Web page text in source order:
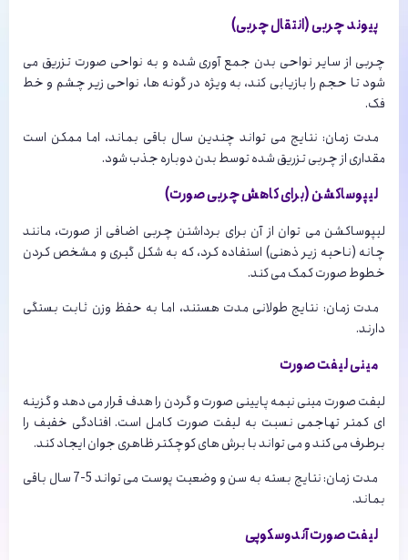
پیوند چربی (انتقال چربی)
چربی از سایر نواحی بدن جمع آوری شده و به نواحی صورت تزریق می
شود تا حجم را بازیابی کند، به ویژه در گونه ها، نواحی زیر چشم و خط
فک.
مدت زمان: نتایج می تواند چندین سال باقی بماند، اما ممکن است
مقداری از چربی تزریق شده توسط بدن دوباره جذب شود.
لیپوساکشن (برای کاهش چربی صورت)
لیپوساکشن می توان از آن برای برداشتن چربی اضافی از صورت، مانند
چانه (ناحیه زیر ذهنی) استفاده کرد، که به شکل گیری و مشخص کردن
خطوط صورت کمک می کند.
مدت زمان: نتایج طولانی مدت هستند، اما به حفظ وزن ثابت بستگی
دارند.
مینی لیفت صورت
لیفت صورت مینی نیمه پایینی صورت و گردن را هدف قرار می دهد و گزینه
ای کمتر تهاجمی نسبت به لیفت صورت کامل است. افتادگی خفیف را
برطرف می کند و می تواند با برش های کوچکتر ظاهری جوان ایجاد کند.
مدت زمان: نتایج بسته به سن و وضعیت پوست می تواند 5-7 سال باقی
بماند.
لیفت صورت آندوسکوپی